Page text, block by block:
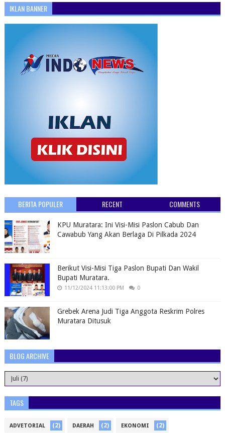
IKLAN BANNER
BERITA POPULER RECENT COMMENTS
KPU Muratara: Ini Visi-Misi Paslon Cabub Dan
Cawabub Yang Akan Berlaga Di Pilkada 2024
Berikut Visi-Misi Tiga Paslon Bupati Dan Wakil
Bupati Muratara.
11/12/2024 11:13:00 PM 0
Grebek Arena Judi Tiga Anggota Reskrim Polres
Muratara Ditusuk
BLOG ARCHIVE
TAGS
ADVETORIAL (2) DAERAH (2) EKONOMI (2)